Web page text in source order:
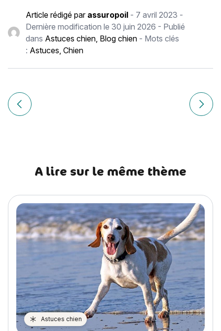
Article rédigé par assuropoil - 7 avril 2023 -
Dernière modification le30 juin 2026 - Publié
dans Astuces chien, Blog chien - Mots clés
: Astuces,Chien
Navigation
de
Article précédent Pâques : pourquoi le chocolat estArticle
A lire sur le même thème
Astuces chien